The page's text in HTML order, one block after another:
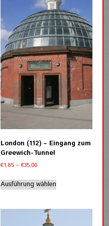
auf.
Die
Optionen
können
auf
der
Produktseite
gewählt
werden
London (112) – Eingang zum
Greewich-Tunnel
€1,85 – €35,00Preisspanne:
bis
€35,00
Ausführung wählenProdukt
mehrere